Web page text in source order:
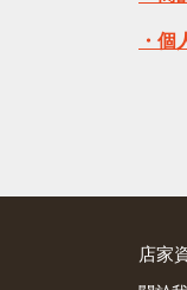
・
店家